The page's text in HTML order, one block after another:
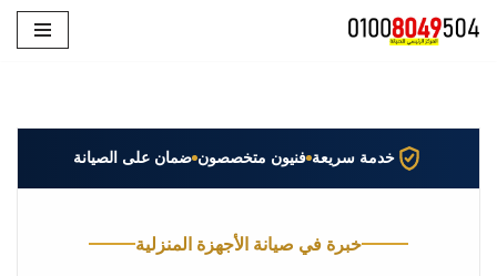
خدمة سريعة فنيون متخصصون ضمان على الصيانة
خبرة في صيانة الأجهزة المنزلية